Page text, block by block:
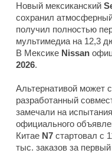
Новый мексиканский
сохранил
получил полностью
мультимедиа на 12,3
В Мексике Nissan
2026.
Альтернативой может
разработанный
замечали на
официального
Китае N7 стартовал с
тыс. заказов за